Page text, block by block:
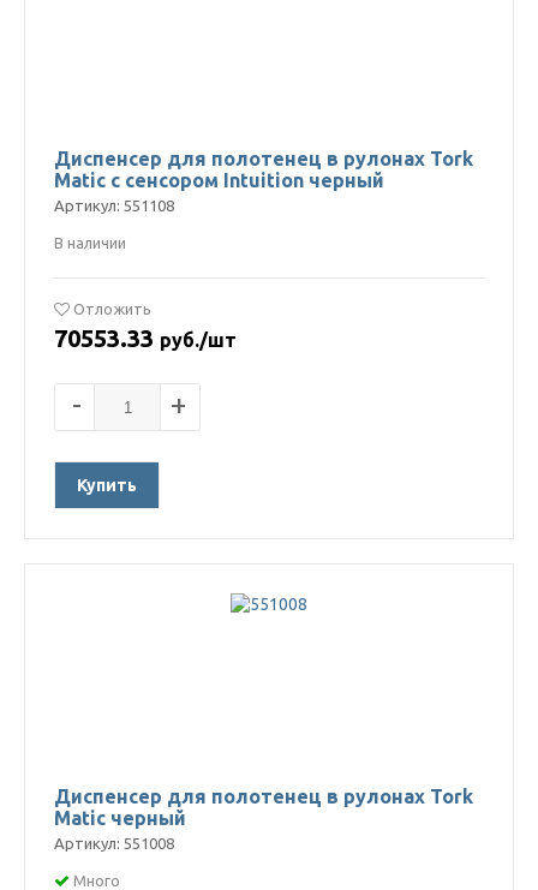
Диспенсер для полотенец в рулонах Tork
Matic с сенсором Intuition черный
Артикул: 551108
В наличии
Отложить
70553.33 руб./шт
- +
Купить
Диспенсер для полотенец в рулонах Tork
Matic черный
Артикул: 551008
Много